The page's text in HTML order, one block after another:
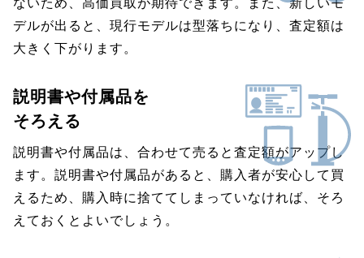
デルが出ると、現行モデルは型落ちになり、査定額は
大きく下がります。
説明書や付属品を
そろえる
説明書や付属品は、合わせて売ると査定額がアップし
ます。説明書や付属品があると、購入者が安心して買
えるため、購入時に捨ててしまっていなければ、そろ
えておくとよいでしょう。